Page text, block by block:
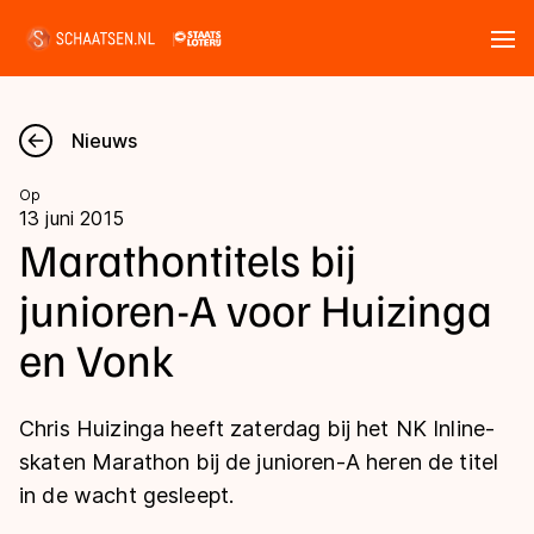
Nieuws
Kalender
Disciplines
Marathon
Inlineskaten
Uitslagen
Langebaan
Shorttrack
Tijden & historie
Nieuws
Op
13 juni 2015
Marathontitels bij
junioren-A voor Huizinga
en Vonk
Chris Huizinga heeft zaterdag bij het NK Inline-
skaten Marathon bij de junioren-A heren de titel
in de wacht gesleept.